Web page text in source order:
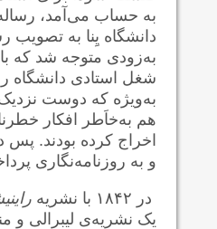
به حساب می‌آمد،
دانشگاه یِنا به تصویب
به‌زودی متوجه شد که
شغل استادی دانشگاه
به‌ویژه که دوست
هم به‌خاَطر افکار
اخراج کرده بودند. پس
و به روزنامه‌نگاری
در ۱۸۴۲ با نشریه
یک نشریه‌ی لیبرالی و